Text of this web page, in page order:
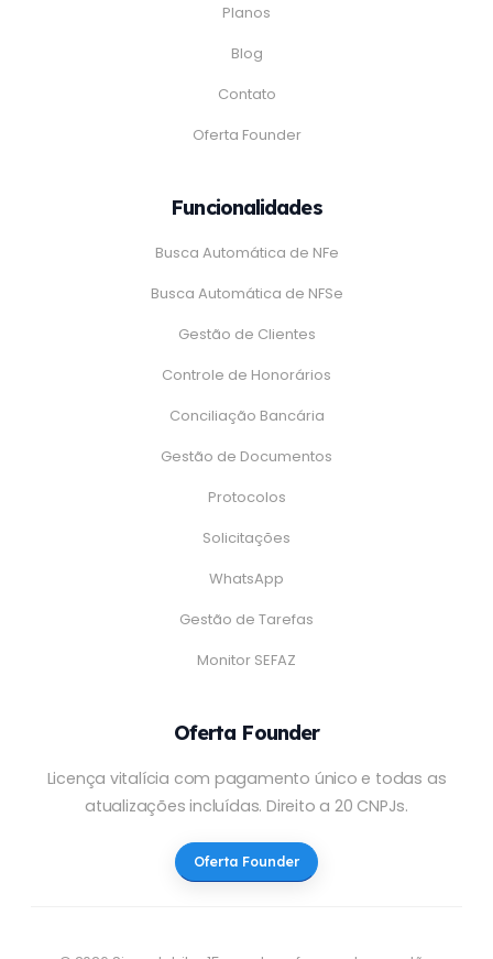
Planos
Blog
Contato
Oferta Founder
Funcionalidades
Busca Automática de NFe
Busca Automática de NFSe
Gestão de Clientes
Controle de Honorários
Conciliação Bancária
Gestão de Documentos
Protocolos
Solicitações
WhatsApp
Gestão de Tarefas
Monitor SEFAZ
Oferta Founder
Licença vitalícia com pagamento único e todas as
atualizações incluídas. Direito a 20 CNPJs.
Oferta Founder